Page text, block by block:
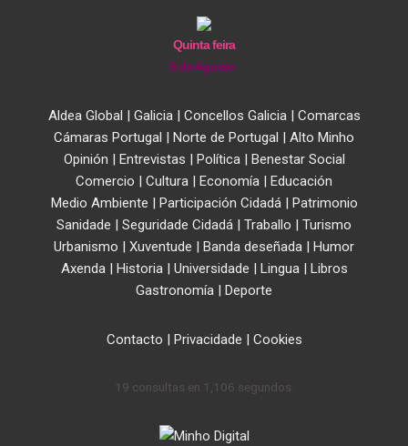
Quinta feira
6 de Agosto
Aldea Global | Galicia| Concellos Galicia| Comarcas
Cámaras Portugal | Norte de Portugal | Alto Minho
Opinión | Entrevistas | Política| Benestar Social
Comercio | Cultura | Economía | Educación
Medio Ambiente | Participación Cidadá| Patrimonio
Sanidade | Seguridade Cidadá | Traballo | Turismo
Urbanismo | Xuventude | Banda deseñada | Humor
Axenda| Historia| Universidade | Lingua| Libros
Gastronomía | Deporte
Contacto | Privacidade | Cookies
19 consultas en 1,106 segundos.